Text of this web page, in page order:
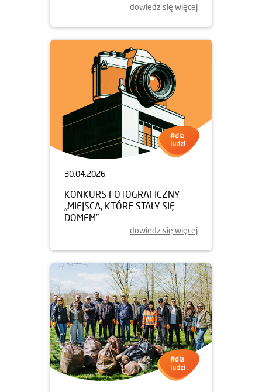
dowiedz się więcej
30.04.2026
KONKURS FOTOGRAFICZNY
„MIEJSCA, KTÓRE STAŁY SIĘ
DOMEM”
dowiedz się więcej